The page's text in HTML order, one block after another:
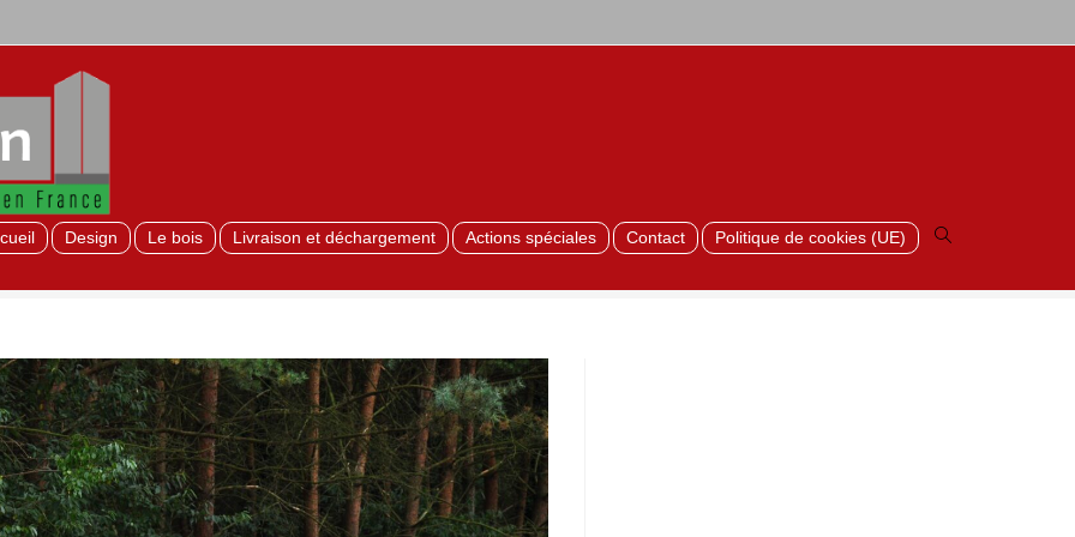
Design Le bois Livraison et déchargement Actions spéciales Contact Politique de cookies (UE)
Toggle
website
search
> Vlechtwerk_5